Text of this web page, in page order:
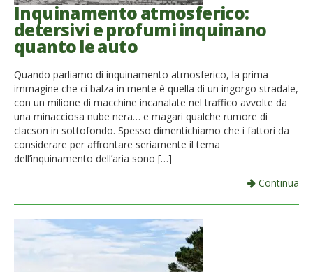
Inquinamento atmosferico:
detersivi e profumi inquinano
quanto le auto
Quando parliamo di inquinamento atmosferico, la prima
immagine che ci balza in mente è quella di un ingorgo stradale,
con un milione di macchine incanalate nel traffico avvolte da
una minacciosa nube nera… e magari qualche rumore di
clacson in sottofondo. Spesso dimentichiamo che i fattori da
considerare per affrontare seriamente il tema
dell’inquinamento dell’aria sono […]
Continua